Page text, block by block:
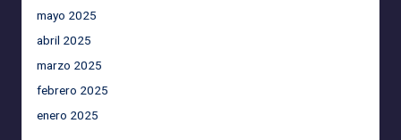
mayo 2025
abril 2025
marzo 2025
febrero 2025
enero 2025